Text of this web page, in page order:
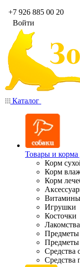
+7 926 885 00 20
Войти
Каталог
Товары и корма
Корм
Корм
Корм
Витамины
Игрушки
Косточки
Лакомства
Предметы
Средства
Средства